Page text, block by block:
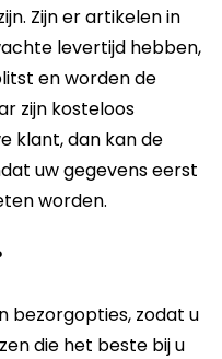
Zijn er artikelen in
levertijd hebben,
en worden de
zijn kosteloos
klant, dan kan de
uw gegevens eerst
worden.
bezorgopties, zodat u
die het beste bij u